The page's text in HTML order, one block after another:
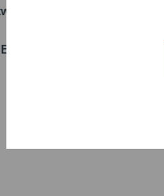
Verordnung: